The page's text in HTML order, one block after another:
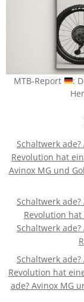
MTB-Report
:
Schaltwerk
Revolution hat
Avinox MG und
Schaltwerk
Revolution
Schaltwerk
Schaltwerk
Revolution hat
ade? Avinox MG